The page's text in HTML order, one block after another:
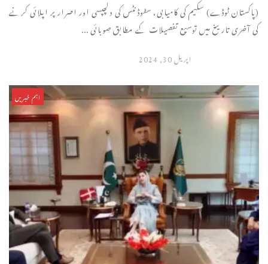
(پاکستان ٹوڈے) سکیم کی کامیابی، سٹوڈنٹس کی دلچپسی اور اصرار پر اپلائی کرنے
کی آخری تاریخ میں توسیع تفصیلات کے مطابق صوبائی ...
اپریل 30, 2024
اہم خبریں